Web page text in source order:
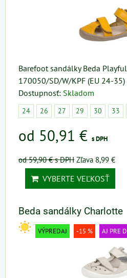
Barefoot sandálky Beda
170050/SD/W/KPF (EU 24-35)
Dostupnosť: Skladom
24 26 27 29 30 33
od 50,91 € s DPH
od 59,90 €s DPH Zľava 8,99 €
VYBERTE VEĽKOSŤ
Beda sandálky Charlotte
VÝPREDAJ -15 % AJ PRE